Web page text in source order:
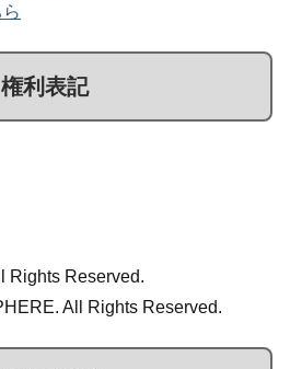
権利表記
Rights Reserved.
All Rights Reserved.